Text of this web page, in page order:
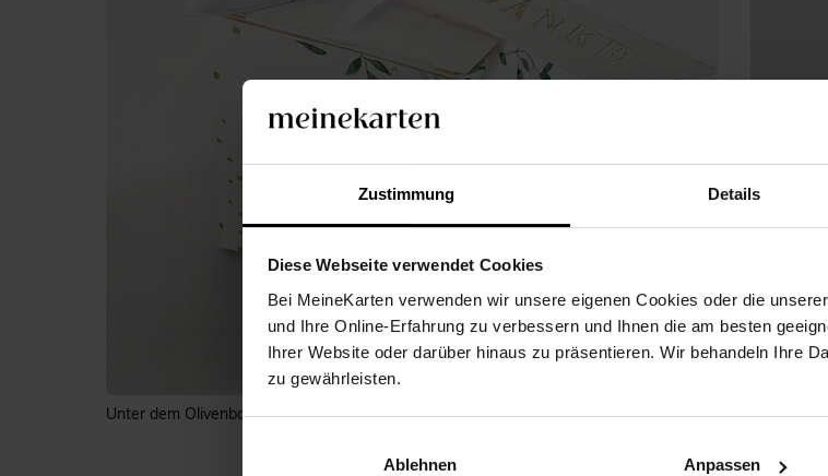
Zustimmung Details
Diese Webseite verwendet Cookies
Bei MeineKarten verwenden wir unsere eigenen Cookies oder die
und Ihre Online-Erfahrung zu verbessern und Ihnen die am besten
Ihrer Website oder darüber hinaus zu präsentieren. Wir behandeln Ihre
zu gewährleisten.
Ablehnen Anpassen
Unter dem Olivenbaum - Gold Evasion -